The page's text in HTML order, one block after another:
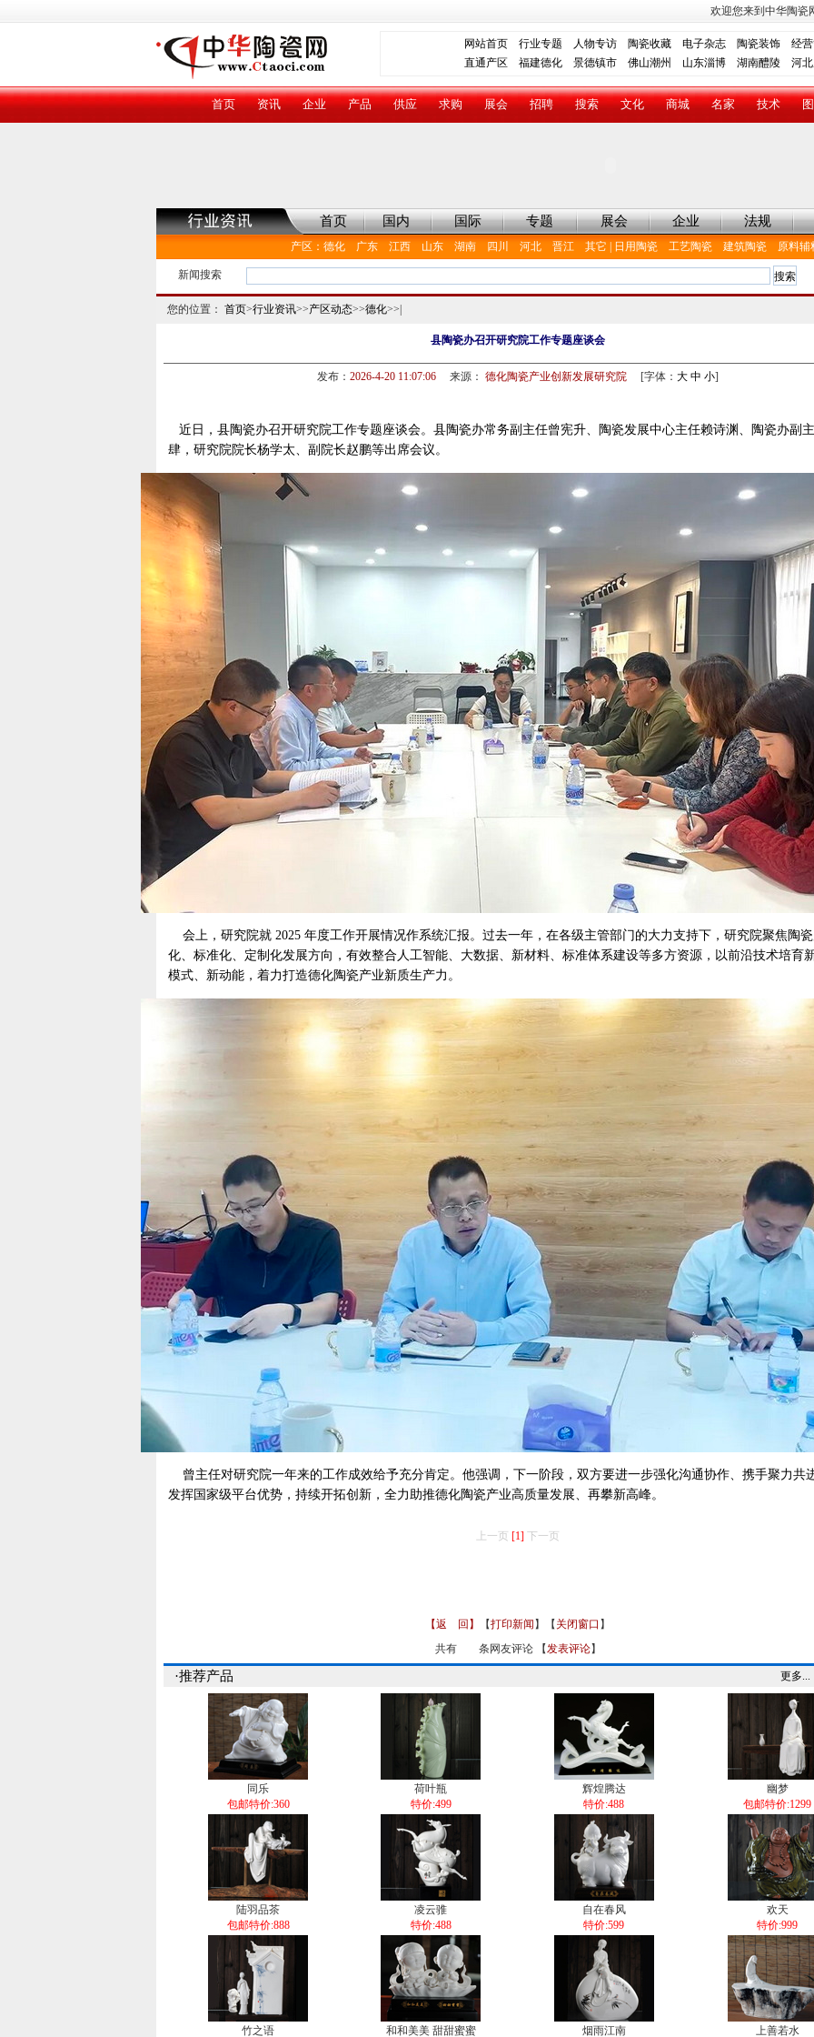
欢迎您来到中华陶瓷
网站首页 行业专题 人物专访 陶瓷收藏 电子杂志 陶瓷装饰
经
直通产区 福建德化 景德镇市 佛山潮州 山东淄博 湖南醴陵 河
首页 资讯 企业 产品 供应 求购 展会 招聘 搜索 文化 商城 名家 技术
首页 国内 国际 专题 展会 企业 法规
产区 ： 德化 广东 江西 山东 湖南 四川 河北 晋江 其它 日用陶瓷 工艺陶瓷 建筑陶瓷 原料辅
新闻搜索
您的位置： 首页>行业资讯>>产区动态>>德化>>|
县陶瓷办召开研究院工作专题座谈会
发布： 2026-4-20 11:07:06 来源： 德化陶瓷产业创新发展研究院 [字体： 大 中 小]
近日，县陶瓷办召开研究院工作专题座谈会。县陶瓷办常务副主任曾宪升、陶瓷发展中心主任赖诗渊、陶瓷办副
肆，研究院院长杨学太、副院长赵鹏等出席会议。
会上，研究院就 2025 年度工作开展情况作系统汇报。过去一年，在各级主管部门的大力支持下，研究院聚焦陶
化、标准化、定制化发展方向，有效整合人工智能、大数据、新材料、标准体系建设等多方资源，以前沿技术培育
模式、新动能，着力打造德化陶瓷产业新质生产力。
曾主任对研究院一年来的工作成效给予充分肯定。他强调，下一阶段，双方要进一步强化沟通协作、携手聚力共
发挥国家级平台优势，持续开拓创新，全力助推德化陶瓷产业高质量发展、再攀新高峰。
上一页 [1] 下一页
【返 回】 【打印新闻 】【 关闭窗口 】
共有
条网友评论 【发表评论】
·推荐产品 更多...
同乐
包邮特价:360
荷叶瓶
特价:499
辉煌腾达
特价:488
幽梦
包邮特价:1299
陆羽品茶
包邮特价:888
凌云骓
特价:488
自在春风
特价:599
欢天
特价:999
竹之语 和和美美 甜甜蜜蜜 烟雨江南 上善若水